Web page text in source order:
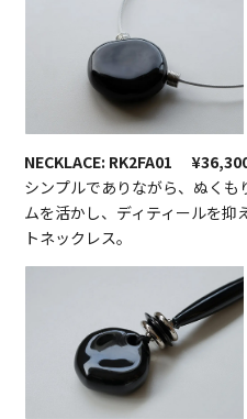
NECKLACE: RK2FA01
シンプルでありながら、ぬく
ムを活かし、ディティールを抑
トネックレス。